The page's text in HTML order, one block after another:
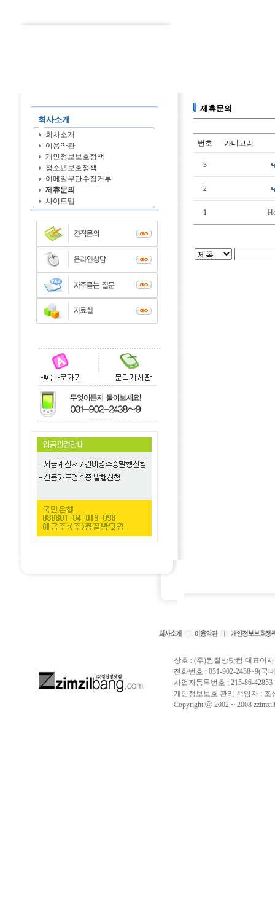
회사소개
회사소개
이용약관
개인정보보호정책
청소년보호정책
이메일무단수집거부
제휴문의
사이트맵
제휴문의
번호 카테고리
3
2
1
상호 : (주)찜질방닷컴 대표이
전화번호 : 031-902-2438~9(국
사업자등록번호 ; 215-86-
개인정보보호 관리 책임자 : 조
Copyright ⓒ 2002 ~ 2008